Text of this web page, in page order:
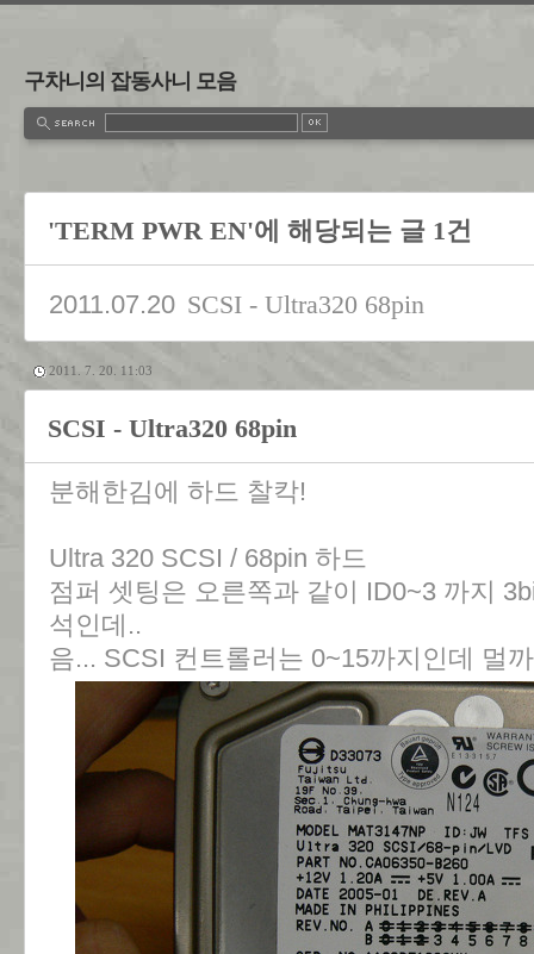
구차니의 잡동사니 모음
'TERM PWR EN'에 해당되는 글 1건
2011.07.20 SCSI - Ultra320 68pin
2011. 7. 20. 11:03
SCSI - Ultra320 68pin
분해한김에 하드 찰칵!
Ultra 320 SCSI / 68pin 하드
점퍼 셋팅은 오른쪽과 같이 ID0~3 까지
석인데..
음... SCSI 컨트롤러는 0~15까지인데 멀